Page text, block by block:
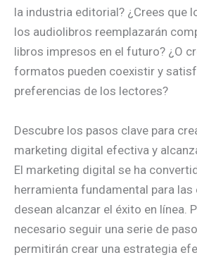
la industria editorial? ¿Crees que
los audiolibros reemplazarán
libros impresos en el futuro? ¿O
formatos pueden coexistir y
preferencias de los lectores?
Descubre los pasos clave para
marketing digital efectiva y
El marketing digital se ha
herramienta fundamental para las
desean alcanzar el éxito en línea.
necesario seguir una serie de
permitirán crear una estrategia